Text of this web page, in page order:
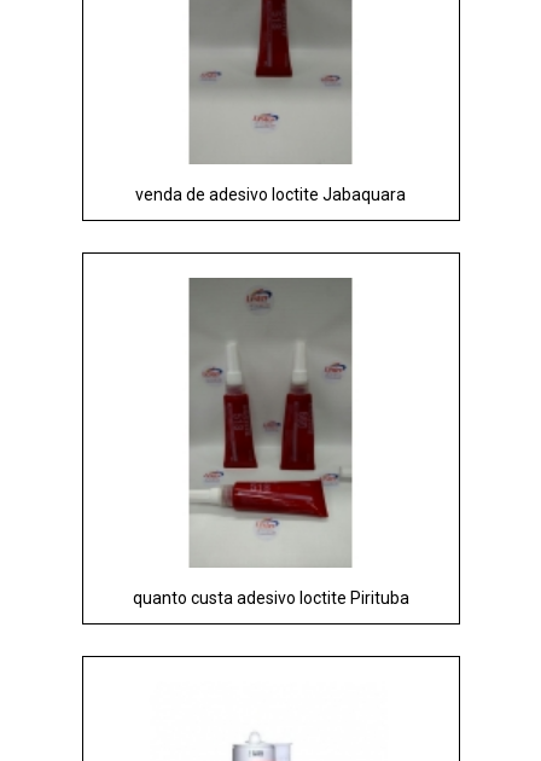
venda de adesivo loctite Jabaquara
quanto custa adesivo loctite Pirituba